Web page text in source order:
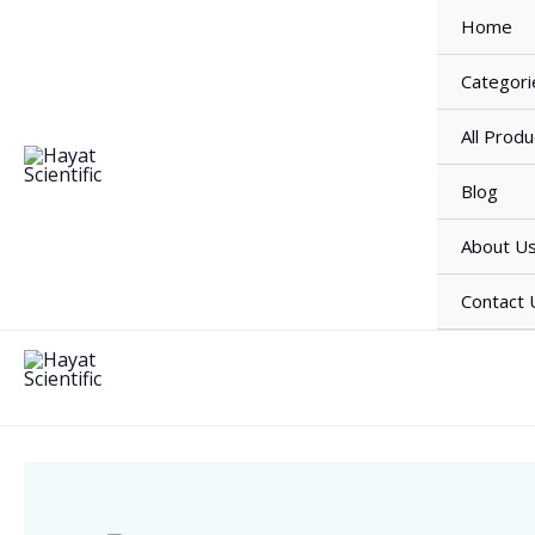
Home
All
Blog
About Us
Contact